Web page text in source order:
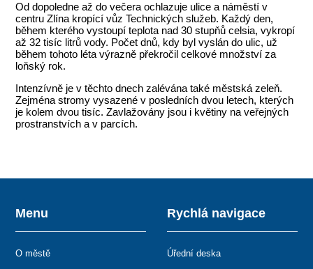
Od dopoledne až do večera ochlazuje ulice a náměstí v
centru Zlína kropící vůz Technických služeb. Každý den,
během kterého vystoupí teplota nad 30 stupňů celsia, vykropí
až 32 tisíc litrů vody. Počet dnů, kdy byl vyslán do ulic, už
během tohoto léta výrazně překročil celkové množství za
loňský rok.
Intenzívně je v těchto dnech zalévána také městská zeleň.
Zejména stromy vysazené v posledních dvou letech, kterých
je kolem dvou tisíc. Zavlažovány jsou i květiny na veřejných
prostranstvích a v parcích.
Menu
O městě
Rychlá navigace
Úřední deska